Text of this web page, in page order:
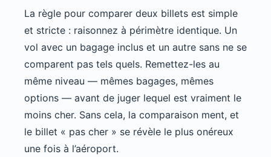
La règle pour comparer deux billets est simple
et stricte : raisonnez à périmètre identique. Un
vol avec un bagage inclus et un autre sans ne se
comparent pas tels quels. Remettez-les au
même niveau — mêmes bagages, mêmes
options — avant de juger lequel est vraiment le
moins cher. Sans cela, la comparaison ment, et
le billet « pas cher » se révèle le plus onéreux
une fois à l’aéroport.